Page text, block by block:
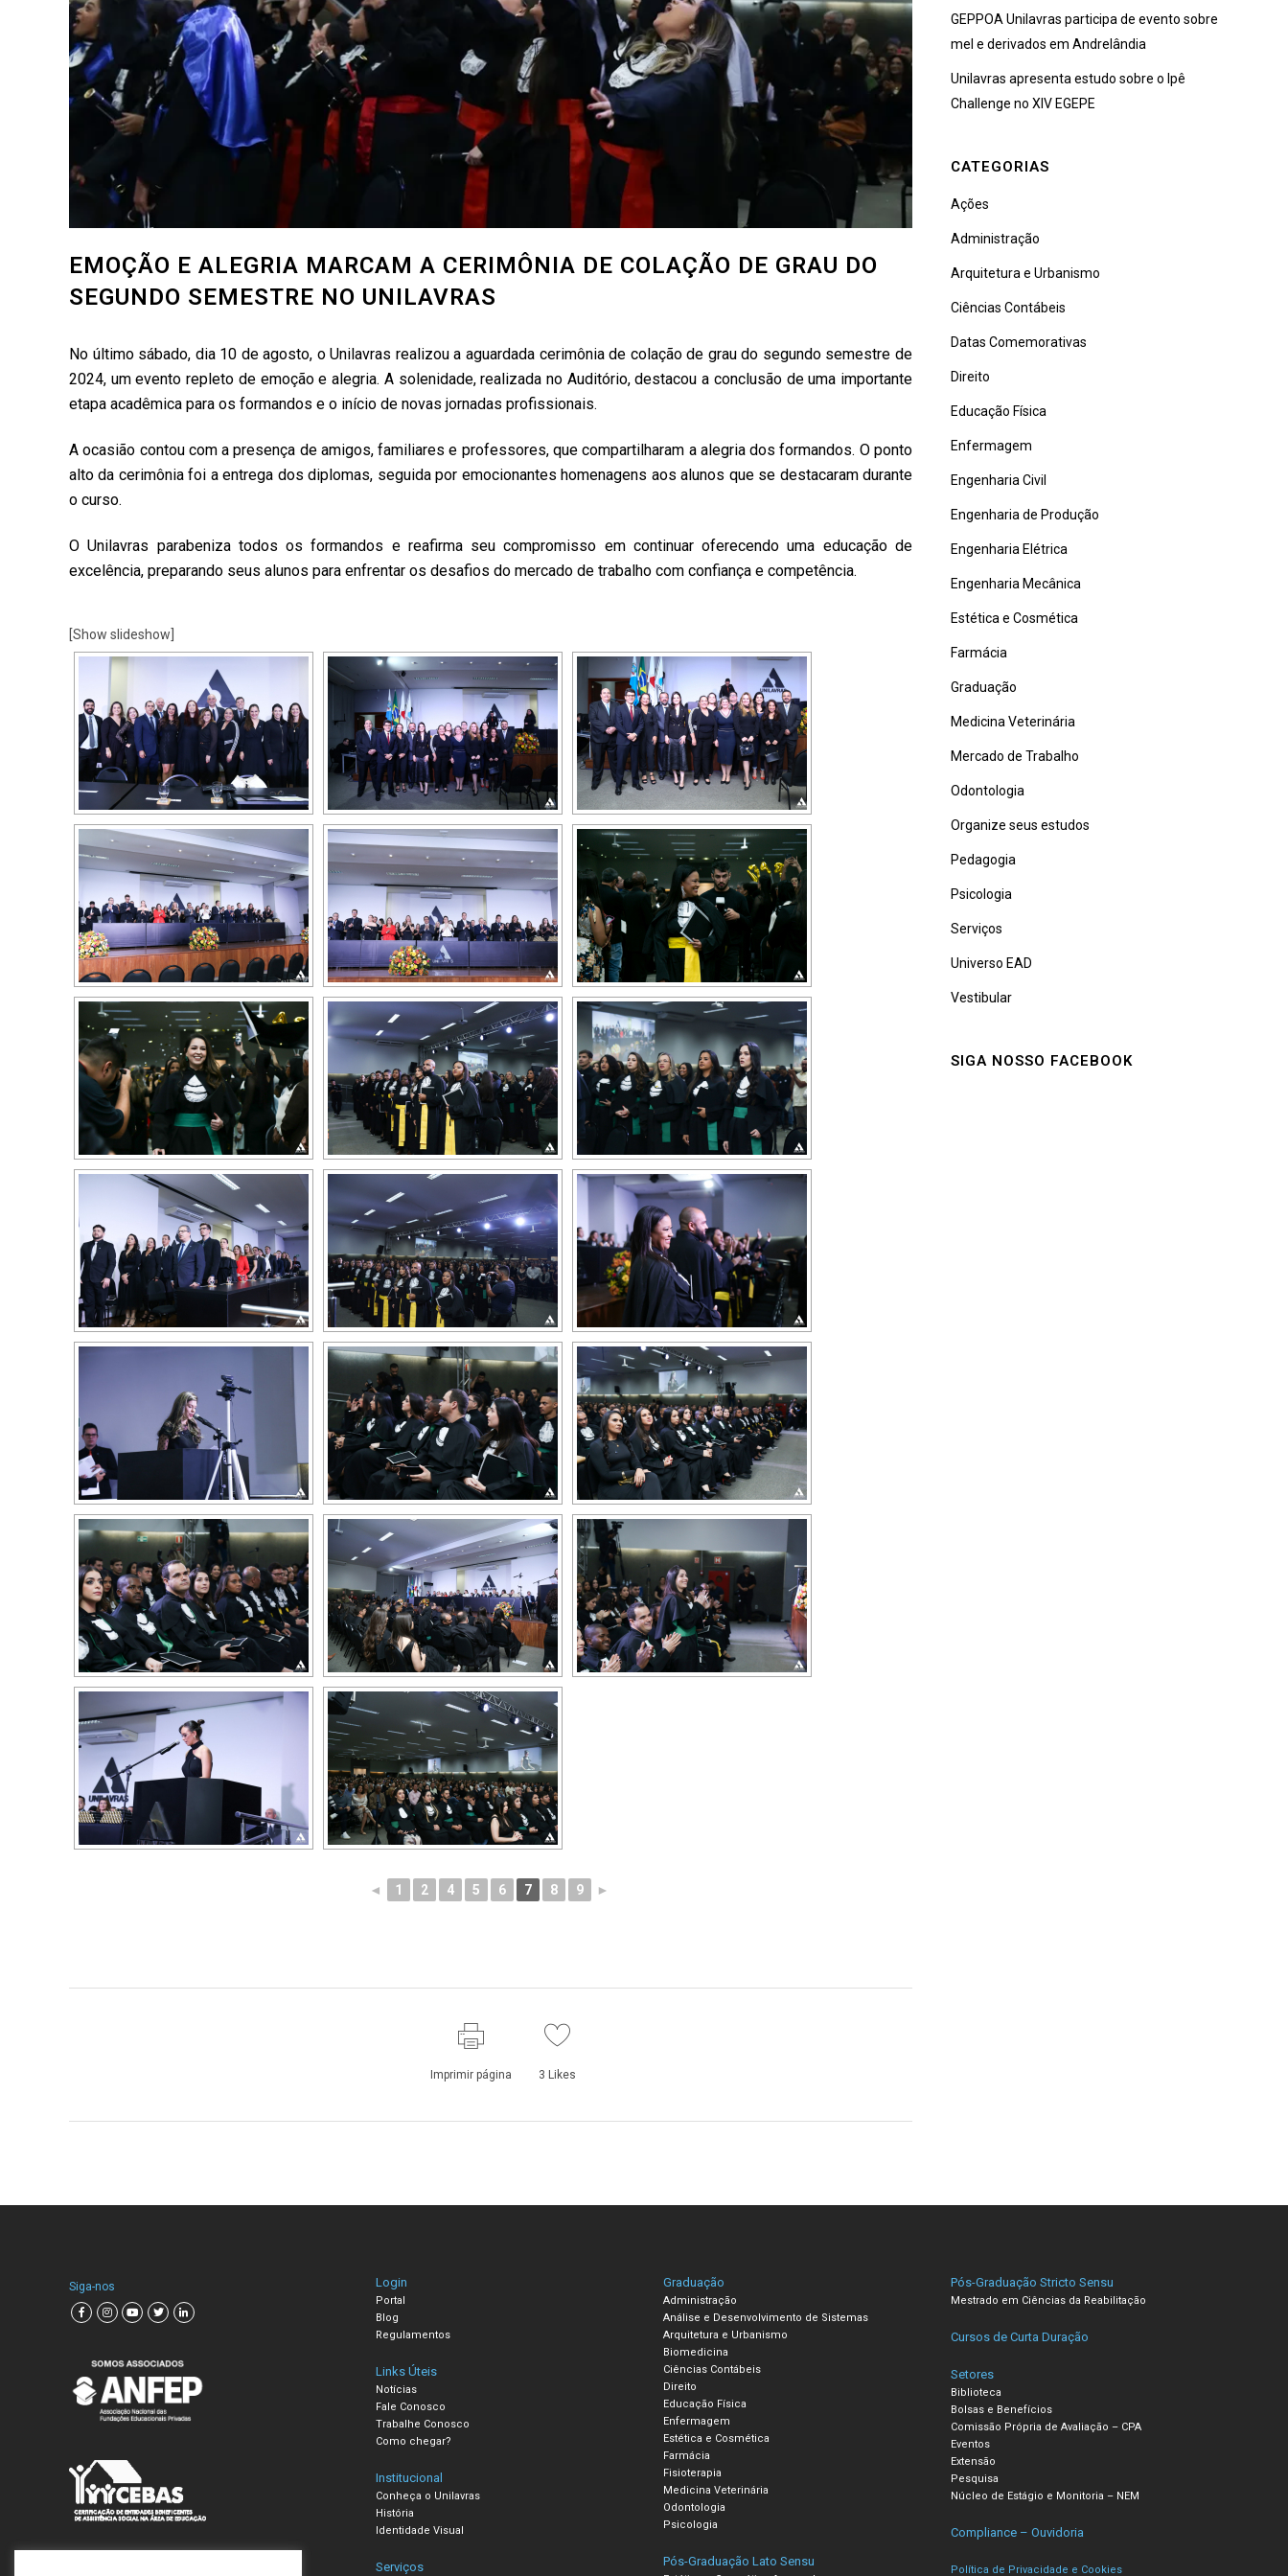
EMOÇÃO E ALEGRIA MARCAM A CERIMÔNIA DE COLAÇÃO DE GRAU DO
SEGUNDO SEMESTRE NO UNILAVRAS
No último sábado, dia 10 de agosto, o Unilavras realizou a aguardada cerimônia de colação de grau do segundo semestre de
2024, um evento repleto de emoção e alegria. A solenidade, realizada no Auditório, destacou a conclusão de uma importante
etapa acadêmica para os formandos e o início de novas jornadas profissionais.
A ocasião contou com a presença de amigos, familiares e professores, que compartilharam a alegria dos formandos. O ponto
alto da cerimônia foi a entrega dos diplomas, seguida por emocionantes homenagens aos alunos que se destacaram durante
o curso.
O Unilavras parabeniza todos os formandos e reafirma seu compromisso em continuar oferecendo uma educação de
excelência, preparando seus alunos para enfrentar os desafios do mercado de trabalho com confiança e competência.
[Show slideshow]
◄ 1 2 4 5 6 7 8 9 ►
Imprimir página 3 Likes
GEPPOA Unilavras participa de evento sobre
mel e derivados em Andrelândia
Unilavras apresenta estudo sobre o Ipê
Challenge no XIV EGEPE
CATEGORIAS
Ações
Administração
Arquitetura e Urbanismo
Ciências Contábeis
Datas Comemorativas
Direito
Educação Física
Enfermagem
Engenharia Civil
Engenharia de Produção
Engenharia Elétrica
Engenharia Mecânica
Estética e Cosmética
Farmácia
Graduação
Medicina Veterinária
Mercado de Trabalho
Odontologia
Organize seus estudos
Pedagogia
Psicologia
Serviços
Universo EAD
Vestibular
SIGA NOSSO FACEBOOK
Siga-nos Login
Portal
Blog
Regulamentos
Links Úteis
Notícias
Fale Conosco
Trabalhe Conosco
Como chegar?
Institucional
Conheça o Unilavras
História
Identidade Visual
Serviços
Graduação
Administração
Análise e Desenvolvimento de Sistemas
Arquitetura e Urbanismo
Biomedicina
Ciências Contábeis
Direito
Educação Física
Enfermagem
Estética e Cosmética
Farmácia
Fisioterapia
Medicina Veterinária
Odontologia
Psicologia
Pós-Graduação Lato Sensu
Pós-Graduação Stricto Sensu
Mestrado em Ciências da Reabilitação
Cursos de Curta Duração
Setores
Biblioteca
Bolsas e Benefícios
Comissão Própria de Avaliação – CPA
Eventos
Extensão
Pesquisa
Núcleo de Estágio e Monitoria – NEM
Compliance – Ouvidoria
Política de Privacidade e Cookies